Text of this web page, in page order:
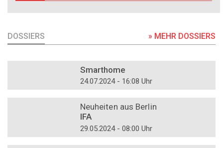
DOSSIERS » MEHR DOSSIERS
Smarthome
24.07.2024 - 16:08 Uhr
Neuheiten aus Berlin
IFA
29.05.2024 - 08:00 Uhr